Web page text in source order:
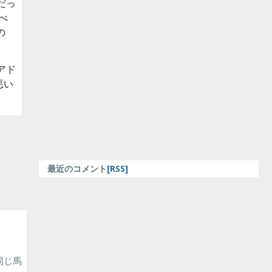
ド
い
じ馬
最近のコメント [RSS]